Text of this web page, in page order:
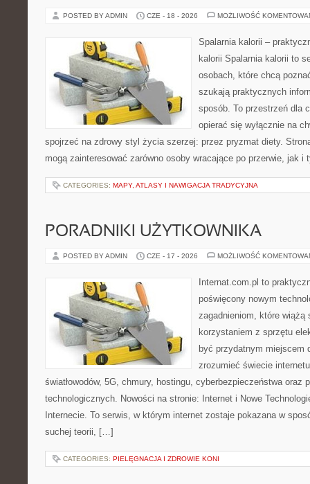
POSTED BY ADMIN CZE - 18 - 2026 MOŻLIWOŚĆ
Spalarnia kalorii –
kalorii Spalarnia kalorii to
osobach, które chcą
szukają praktycznych
sposób. To przestrzeń dla
opierać się wyłącznie na
spojrzeć na zdrowy styl życia szerzej: przez pryzmat diety.
mogą zainteresować zarówno osoby wracające po przerwie, jak
CATEGORIES: MAPY, ATLASY I NAWIGACJA TRADYCYJNA
PORADNIKI UŻYTKOWNIKA
POSTED BY ADMIN CZE - 17 - 2026 MOŻLIWOŚĆ
Internat.com.pl to
poświęcony nowym
zagadnieniom, które wiążą
korzystaniem z sprzętu
być przydatnym miejscem
zrozumieć świecie
światłowodów, 5G, chmury, hostingu, cyberbezpieczeństwa oraz
technologicznych. Nowości na stronie: Internet i Nowe
Internecie. To serwis, w którym internet zostaje pokazana w
suchej teorii, […]
CATEGORIES: PIELĘGNACJA I ZDROWIE KONI